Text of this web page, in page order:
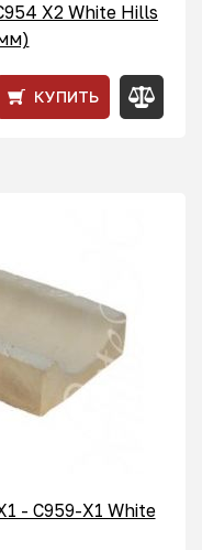
X2 White Hills
КУПИТЬ
- C959-X1 White